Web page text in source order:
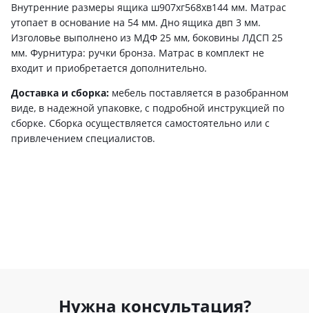
Внутренние размеры ящика ш907хг568хв144 мм. Матрас
утопает в основание на 54 мм. Дно ящика двп 3 мм.
Изголовье выполнено из МДФ 25 мм, боковины ЛДСП 25
мм. Фурнитура: ручки бронза. Матрас в комплект не
входит и приобретается дополнительно.
Доставка и сборка: мебель поставляется в разобранном
виде, в надежной упаковке, с подробной инструкцией по
сборке. Сборка осуществляется самостоятельно или с
привлечением специалистов.
Нужна консультация?